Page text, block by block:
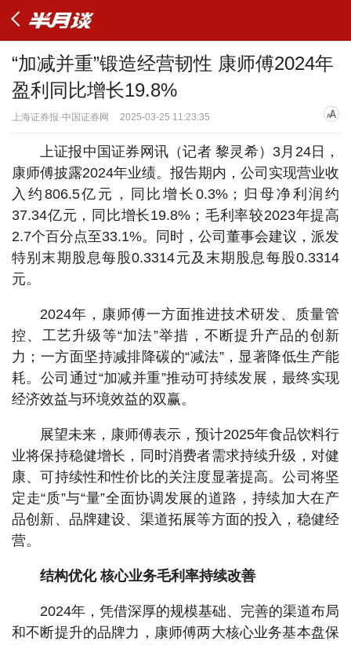
“加减并重”锻造经营韧性 康师傅2024年
盈利同比增长19.8%
上海证券报·中国证券网 2025-03-25 11:23:35
上证报中国证券网讯（记者 黎灵希）3月24日，
康师傅披露2024年业绩。报告期内，公司实现营业收
入约806.5亿元，同比增长0.3%；归母净利润约
37.34亿元，同比增长19.8%；毛利率较2023年提高
2.7个百分点至33.1%。同时，公司董事会建议，派发
特别末期股息每股0.3314元及末期股息每股0.3314
元。
2024年，康师傅一方面推进技术研发、质量管
控、工艺升级等“加法”举措，不断提升产品的创新
力；一方面坚持减排降碳的“减法”，显著降低生产能
耗。公司通过“加减并重”推动可持续发展，最终实现
经济效益与环境效益的双赢。
展望未来，康师傅表示，预计2025年食品饮料行
业将保持稳健增长，同时消费者需求持续升级，对健
康、可持续性和性价比的关注度显著提高。公司将坚
定走“质”与“量”全面协调发展的道路，持续加大在产
品创新、品牌建设、渠道拓展等方面的投入，稳健经
营。
结构优化 核心业务毛利率持续改善
2024年，凭借深厚的规模基础、完善的渠道布局
和不断提升的品牌力，康师傅两大核心业务基本盘保